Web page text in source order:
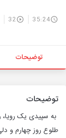
35:24
32
توضیحات
توضیحات
به سپیدی یک رویا،
طلوع روز چهارم و